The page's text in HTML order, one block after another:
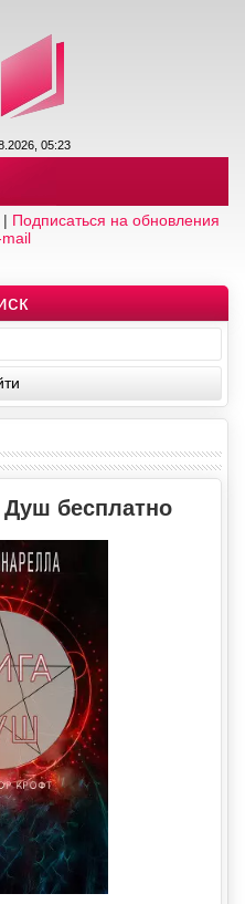
05:23
Подписаться на обновления
Душ бесплатно